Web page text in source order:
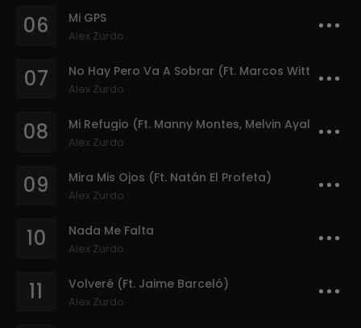
06 Mi GPS
Alex Zurdo
07 No Hay Pero Va A Sobrar (Ft. Marcos Witt)
Alex Zurdo
08 Alex Zurdo
09 Mira Mis Ojos (Ft. Natán El Profeta)
Alex Zurdo
10 Nada Me Falta
Alex Zurdo
11 Volveré (Ft. Jaime Barceló)
Alex Zurdo